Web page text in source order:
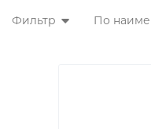
Фильтр По